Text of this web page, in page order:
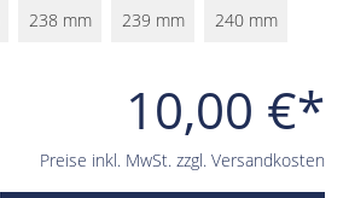
10,00 €*
Preise inkl. MwSt. zzgl. Versandkosten
238 mm 239 mm 240 mm